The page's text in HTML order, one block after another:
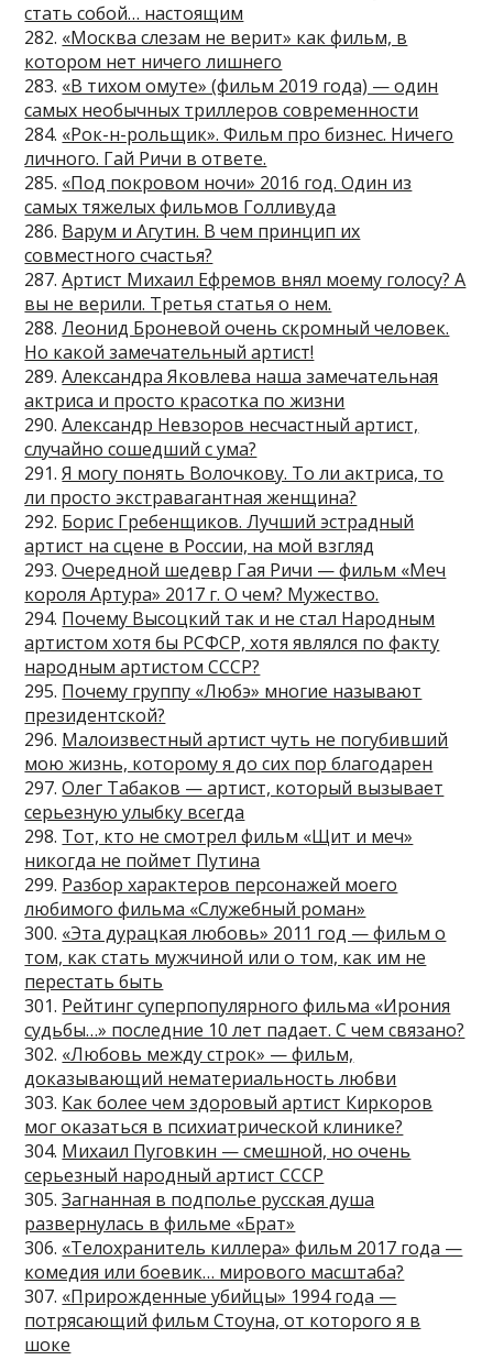
стать собой… настоящим
282. «Москва слезам не верит» как фильм, в
котором нет ничего лишнего
283. «В тихом омуте» (фильм 2019 года) — один
самых необычных триллеров современности
284. «Рок-н-рольщик». Фильм про бизнес. Ничего
личного. Гай Ричи в ответе.
285. «Под покровом ночи» 2016 год. Один из
самых тяжелых фильмов Голливуда
286. Варум и Агутин. В чем принцип их
совместного счастья?
287.Артист Михаил Ефремов внял моему голосу? А
вы не верили. Третья статья о нем.
288.Леонид Броневой очень скромный человек.
Но какой замечательный артист!
289.Александра Яковлева наша замечательная
актриса и просто красотка по жизни
290.Александр Невзоров несчастный артист,
случайно сошедший с ума?
291.Я могу понять Волочкову. То ли актриса, то
ли просто экстравагантная женщина?
292. Борис Гребенщиков. Лучший эстрадный
артист на сцене в России, на мой взгляд
293.Очередной шедевр Гая Ричи — фильм «Меч
короля Артура» 2017 г. О чем? Мужество.
294. Почему Высоцкий так и не стал Народным
артистом хотя бы РСФСР, хотя являлся по факту
народным артистом СССР?
295. Почему группу «Любэ» многие называют
президентской?
296. Малоизвестный артист чуть не погубивший
мою жизнь, которому я до сих пор благодарен
297.Олег Табаков — артист, который вызывает
серьезную улыбку всегда
298. Тот, кто не смотрел фильм «Щит и меч»
никогда не поймет Путина
299. Разбор характеров персонажей моего
любимого фильма «Служебный роман»
300. «Эта дурацкая любовь» 2011 год — фильм о
том, как стать мужчиной или о том, как им не
перестать быть
301. Рейтинг суперпопулярного фильма «Ирония
судьбы…» последние 10 лет падает. С чем связано?
302. «Любовь между строк» — фильм,
доказывающий нематериальность любви
303. Как более чем здоровый артист Киркоров
мог оказаться в психиатрической клинике?
304. Михаил Пуговкин — смешной, но очень
серьезный народный артист СССР
305.Загнанная в подполье русская душа
развернулась в фильме «Брат»
306. «Телохранитель киллера» фильм 2017 года —
комедия или боевик… мирового масштаба?
307. «Прирожденные убийцы» 1994 года —
потрясающий фильм Стоуна, от которого я в
шоке